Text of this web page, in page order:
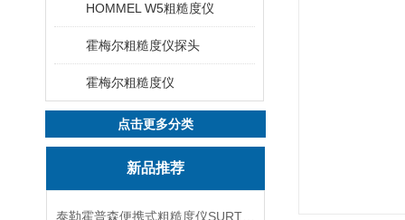
HOMMEL W5粗糙度仪
霍梅尔粗糙度仪探头
霍梅尔粗糙度仪
点击更多分类
新品推荐